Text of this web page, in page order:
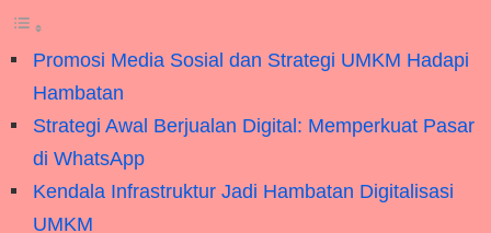
Promosi Media Sosial dan Strategi UMKM Hadapi
Hambatan
Strategi Awal Berjualan Digital: Memperkuat Pasar
di WhatsApp
Kendala Infrastruktur Jadi Hambatan Digitalisasi
UMKM